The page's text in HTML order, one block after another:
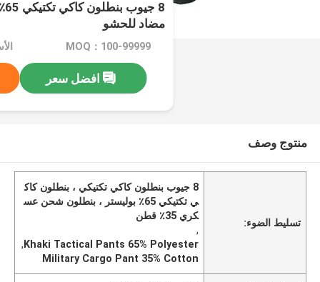
مضاد للحشو
MOQ：100-99999
افضل سعر
منتوج وصف
تسليط الضوء:
8 جيوب بنطلون كاكي تكتيكي ، بنطلون كاك
ي تكتيكي 65٪ بوليستر ، بنطلون شحن عس
كري 35٪ قطن
,
Khaki Tactical Pants 65% Polyester
,
Military Cargo Pant 35% Cotton